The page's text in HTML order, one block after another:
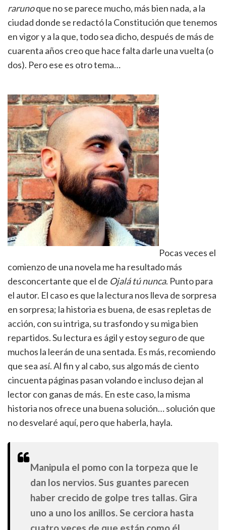
rarunoque no se parece mucho, más bien nada, a la
ciudad donde se redactó la Constitución que tenemos
en vigor y a la que, todo sea dicho, después de más de
cuarenta años creo que hace falta darle una vuelta (o
dos). Pero ese es otro tema…
Pocas veces el
comienzo de una novela me ha resultado más
desconcertante que el de Ojalá tú nunca. Punto para
el autor. El caso es que la lectura nos lleva de sorpresa
en sorpresa; la historia es buena, de esas repletas de
acción, con su intriga, su trasfondo y su miga bien
repartidos. Su lectura es ágil y estoy seguro de que
muchos la leerán de una sentada. Es más, recomiendo
que sea así. Al fin y al cabo, sus algo más de ciento
cincuenta páginas pasan volando e incluso dejan al
lector con ganas de más. En este caso, la misma
historia nos ofrece una buena solución… solución que
no desvelaré aquí, pero que haberla, hayla.
Manipula el pomo con la torpeza que le
dan los nervios. Sus guantes parecen
haber crecido de golpe tres tallas. Gira
uno a uno los anillos. Se cerciora hasta